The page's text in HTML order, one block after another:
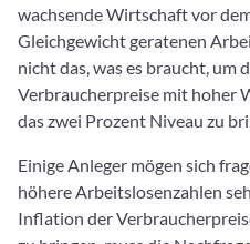
wachsende Wirtschaft vor
Gleichgewicht geratenen
nicht das, was es braucht, um
Verbraucherpreise mit hoher
das zwei Prozent Niveau zu
Einige Anleger mögen sich
höhere Arbeitslosenzahlen
Inflation der